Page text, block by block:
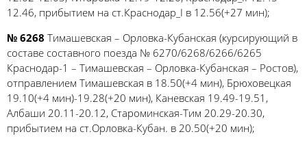
12.46, прибытием на ст.Краснодар_I в 12.56(+27 мин);
№ 6268 Тимашевская – Орловка-Кубанская (курсирующий в
составе составного поезда № 6270/6268/6266/6265
Краснодар-1 – Тимашевская – Орловка-Кубанская – Ростов),
отправлением Тимашевская в 18.50(+4 мин), Брюховецкая
19.10(+4 мин)-19.28(+20 мин), Каневская 19.49-19.51,
Албаши 20.11-20.12, Староминская-Тим 20.29-20.30,
прибытием на ст.Орловка-Кубан. в 20.50(+20 мин);